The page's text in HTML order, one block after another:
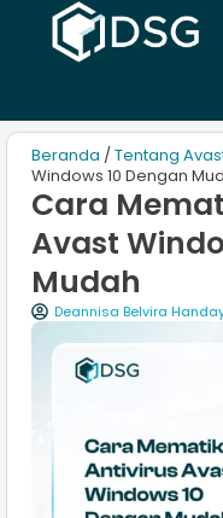
Beranda / Tentang
Windows 10 Dengan
Cara
Avast
Mudah
Deannisa Belvira